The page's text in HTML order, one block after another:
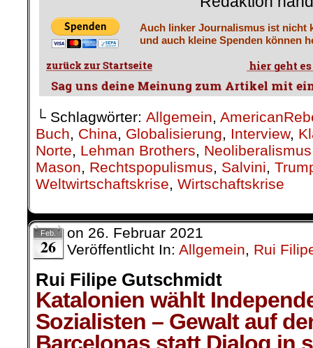
Auch linker Journalismus ist nicht
und auch kleine Spenden können
└ Schlagwörter: Allgemein,
Buch, China, Globalisierung, Interview,
Norte, Lehman Brothers, Neoliberalismus
Mason, Rechtspopulismus, Salvini,
Weltwirtschaftskrise, Wirtschaftskrise
Feb.
26
on 26. Februar 2021
Veröffentlicht In: Allgemein, Rui
Rui Filipe Gutschmidt
Katalonien wählt
Sozialisten – Gewalt auf